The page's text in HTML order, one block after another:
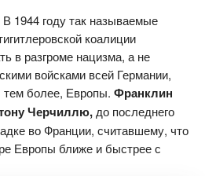
1944 году так называемые
коалиции
в разгроме нацизма, а не
войсками всей Германии,
тем более, Европы.Франклин
Черчиллю,до последнего
во Франции, считавшему, что
Европы ближе и быстрее с